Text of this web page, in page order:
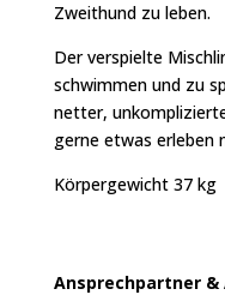
Zweithund zu leben.
Der verspielte
schwimmen und zu
netter,
gerne etwas erleben
Körpergewicht 37 kg
Ansprechpartner &